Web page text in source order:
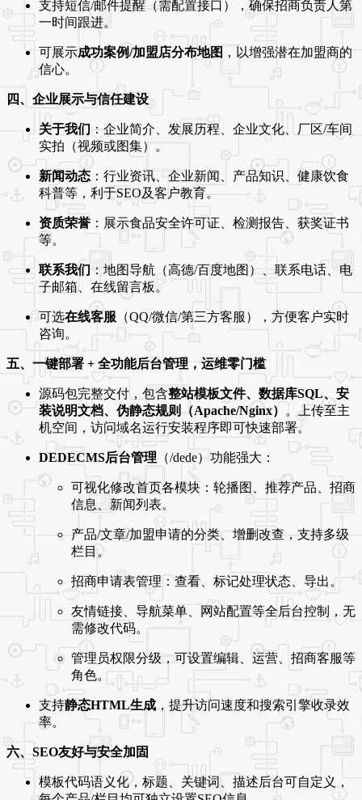
支持短信/邮件提醒（需配置接口），确保招商负责人第
一时间跟进。
可展示成功案例/加盟店分布地图 ，以增强潜在加盟商的
信心。
四、企业展示与信任建设
关于我们：企业简介、发展历程、企业文化、厂区/车间
实拍（视频或图集）。
新闻动态 ：行业资讯、企业新闻、产品知识、健康饮食
科普等，利于SEO及客户教育。
资质荣誉 ：展示食品安全许可证、检测报告、获奖证书
等。
联系我们：地图导航（高德/百度地图）、联系电话、电
子邮箱、在线留言板。
可选在线客服 （QQ/微信/第三方客服），方便客户实时
咨询。
五、一键部署 + 全功能后台管理，运维零门槛
源码包完整交付，包含整站模板文件、数据库SQL、安
装说明文档、伪静态规则（Apache/Nginx） 。上传至主
机空间，访问域名运行安装程序即可快速部署。
DEDECMS后台管理 （/dede）功能强大：
可视化修改首页各模块：轮播图、推荐产品、招商
信息、新闻列表。
产品/文章/加盟申请的分类、增删改查，支持多级
栏目。
招商申请表管理：查看、标记处理状态、导出。
友情链接、导航菜单、网站配置等全后台控制，无
需修改代码。
管理员权限分级，可设置编辑、运营、招商客服等
角色。
支持静态HTML生成，提升访问速度和搜索引擎收录效
率。
六、SEO友好与安全加固
模板代码语义化，标题、关键词、描述后台可自定义，